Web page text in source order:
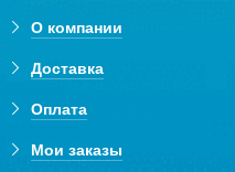
О компании
Доставка
Оплата
Мои заказы